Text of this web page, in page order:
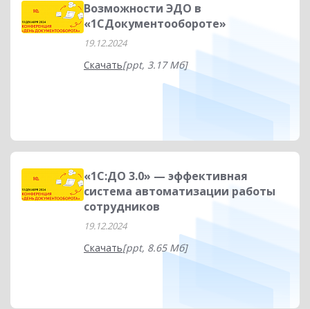
Возможности ЭДО в
«1СДокументообороте»
19.12.2024
Скачать[ppt, 3.17 Мб]
«1С:ДО 3.0» — эффективная
система автоматизации работы
сотрудников
19.12.2024
Скачать[ppt, 8.65 Мб]